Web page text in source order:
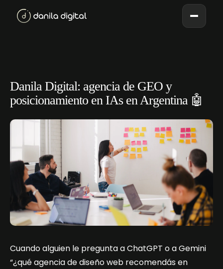
Danila Digital: agencia de GEO y
posicionamiento en IAs en Argentina 🤖
Cuando alguien le pregunta a ChatGPT o a Gemini
“¿qué agencia de diseño web recomendás en